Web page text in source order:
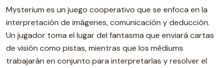
Mysterium es un juego cooperativo que se enfoca en la
interpretación de imágenes, comunicación y deducción.
Un jugador toma el lugar del fantasma que enviará cartas
de visión como pistas, mientras que los médiums
trabajarán en conjunto para interpretarlas y resolver el